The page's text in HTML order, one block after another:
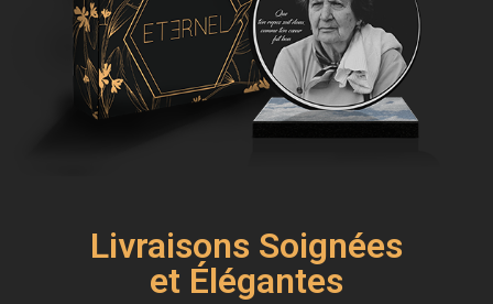
Livraisons Soignées
et Élégantes